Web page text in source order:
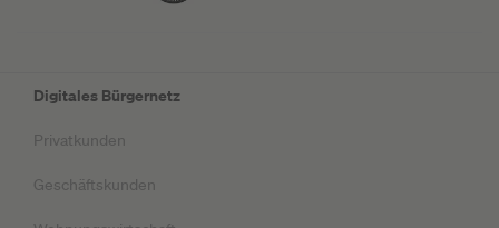
Digitales Bürgernetz
Privatkunden
Geschäftskunden